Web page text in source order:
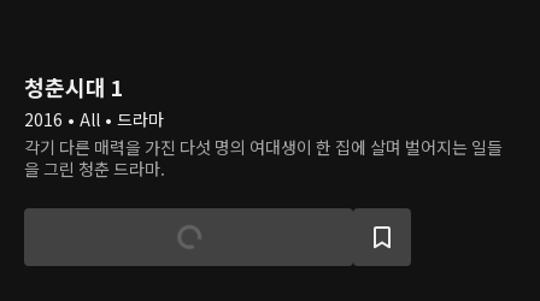
청춘시대 1
2016 • All • 드라마
각기 다른 매력을 가진 다섯 명의 여대생이 한 집에 살며 벌어지는 일들
을 그린 청춘 드라마.